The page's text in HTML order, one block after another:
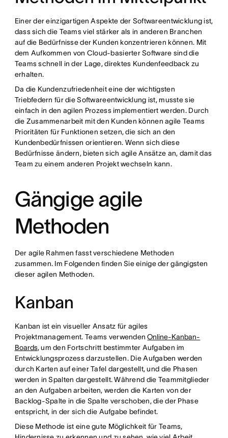
Einer der einzigartigen Aspekte der Softwareentwicklung ist,
dass sich die Teams viel stärker als in anderen Branchen
auf die Bedürfnisse der Kunden konzentrieren können. Mit
dem Aufkommen von Cloud-basierter Software sind die
Teams schnell in der Lage, direktes Kundenfeedback zu
erhalten.
Da die Kundenzufriedenheit eine der wichtigsten
Triebfedern für die Softwareentwicklung ist, musste sie
einfach in den agilen Prozess implementiert werden. Durch
die Zusammenarbeit mit den Kunden können agile Teams
Prioritäten für Funktionen setzen, die sich an den
Kundenbedürfnissen orientieren. Wenn sich diese
Bedürfnisse ändern, bieten sich agile Ansätze an, damit das
Team zu einem anderen Projekt wechseln kann.
Gängige agile
Methoden
Der agile Rahmen fasst verschiedene Methoden
zusammen. Im Folgenden finden Sie einige der gängigsten
dieser agilen Methoden.
Kanban
Kanban ist ein visueller Ansatz für agiles
Projektmanagement. Teams verwendenOnline-Kanban-
Boards, um den Fortschritt bestimmter Aufgaben im
Entwicklungsprozess darzustellen. Die Aufgaben werden
durch Karten auf einer Tafel dargestellt, und die Phasen
werden in Spalten dargestellt. Während die Teammitglieder
an den Aufgaben arbeiten, werden die Karten von der
Backlog-Spalte in die Spalte verschoben, die der Phase
entspricht, in der sich die Aufgabe befindet.
Diese Methode ist eine gute Möglichkeit für Teams,